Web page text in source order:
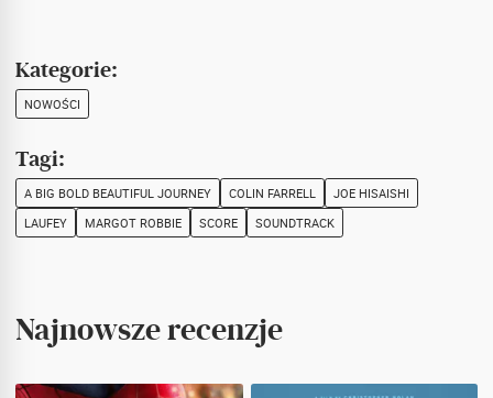
Kategorie:
NOWOŚCI
Tagi:
A BIG BOLD BEAUTIFUL JOURNEY COLIN FARRELL
JOE HISAISHI
LAUFEY
MARGOT ROBBIE SCORE SOUNDTRACK
Najnowsze recenzje